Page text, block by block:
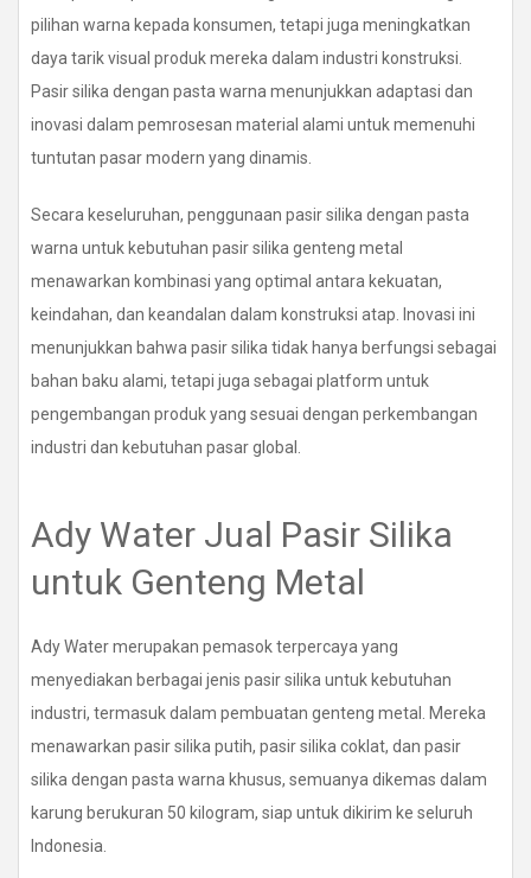
pilihan warna kepada konsumen, tetapi juga meningkatkan
daya tarik visual produk mereka dalam industri konstruksi.
Pasir silika dengan pasta warna menunjukkan adaptasi dan
inovasi dalam pemrosesan material alami untuk memenuhi
tuntutan pasar modern yang dinamis.
Secara keseluruhan, penggunaan pasir silika dengan pasta
warna untuk kebutuhan pasir silika genteng metal
menawarkan kombinasi yang optimal antara kekuatan,
keindahan, dan keandalan dalam konstruksi atap. Inovasi ini
menunjukkan bahwa pasir silika tidak hanya berfungsi sebagai
bahan baku alami, tetapi juga sebagai platform untuk
pengembangan produk yang sesuai dengan perkembangan
industri dan kebutuhan pasar global.
Ady Water Jual Pasir Silika
untuk Genteng Metal
Ady Water merupakan pemasok terpercaya yang
menyediakan berbagai jenis pasir silika untuk kebutuhan
industri, termasuk dalam pembuatan genteng metal. Mereka
menawarkan pasir silika putih, pasir silika coklat, dan pasir
silika dengan pasta warna khusus, semuanya dikemas dalam
karung berukuran 50 kilogram, siap untuk dikirim ke seluruh
Indonesia.